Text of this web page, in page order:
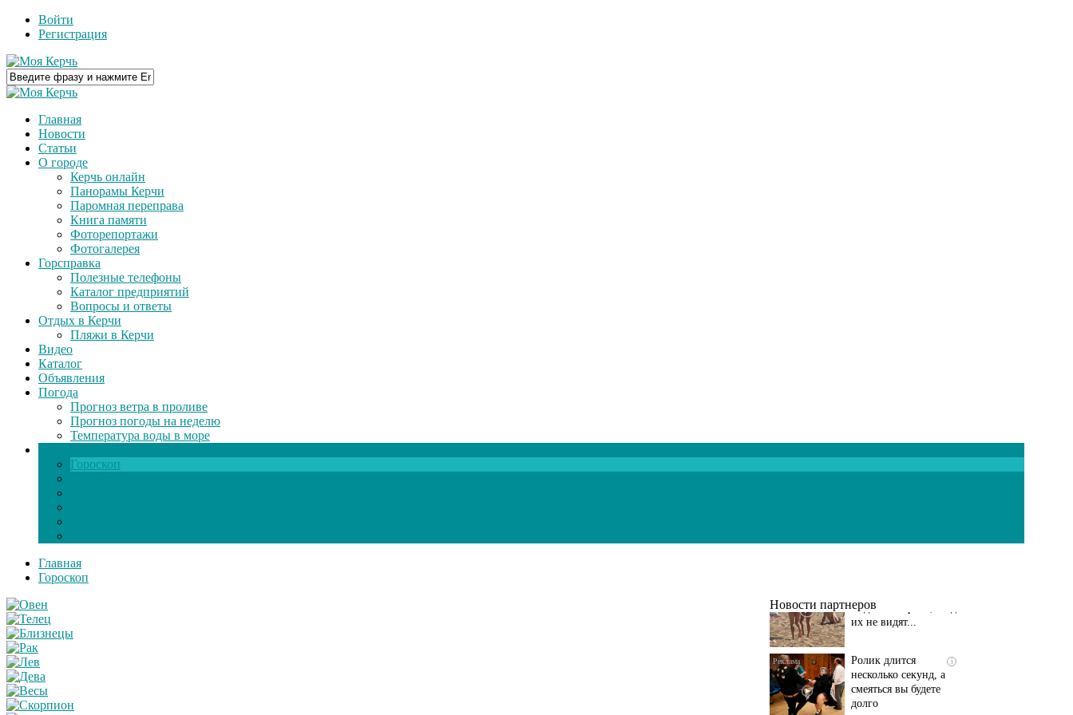
Войти
Регистрация
Главная
Новости
Статьи
О городе
Керчь онлайн
Панорамы Керчи
Паромная переправа
Книга памяти
Фоторепортажи
Фотогалерея
Горсправка
Полезные телефоны
Каталог предприятий
Вопросы и ответы
Отдых в Керчи
Пляжи в Керчи
Видео
Каталог
Объявления
Погода
Прогноз ветра в проливе
Прогноз погоды на неделю
Температура воды в море
Гороскоп
Главная
Гороскоп
Новости партнеров
Ролик длится
долго
Заставляли целовать